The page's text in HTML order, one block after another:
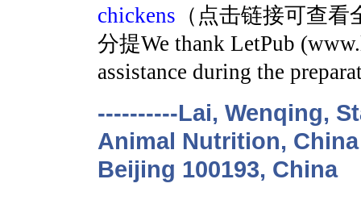
chickens （点击链接可查
分提We thank LetPub
assistance during the
----------Lai, Wenqing,
Animal Nutrition,
Beijing 100193, China